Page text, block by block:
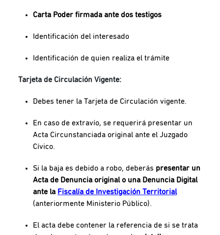
Carta Poder firmada ante dos testigos
Identificación del interesado
Identificación de quien realiza el trámite
Tarjeta de Circulación Vigente:
Debes tener la Tarjeta de Circulación vigente.
En caso de extravío, se requerirá presentar un
Acta Circunstanciada original ante el Juzgado
Cívico.
Si la baja es debido a robo, deberás presentar un
Acta de Denuncia original o una Denuncia Digital
ante la Fiscalía de Investigación Territorial
(anteriormente Ministerio Público).
El acta debe contener la referencia de si se trata